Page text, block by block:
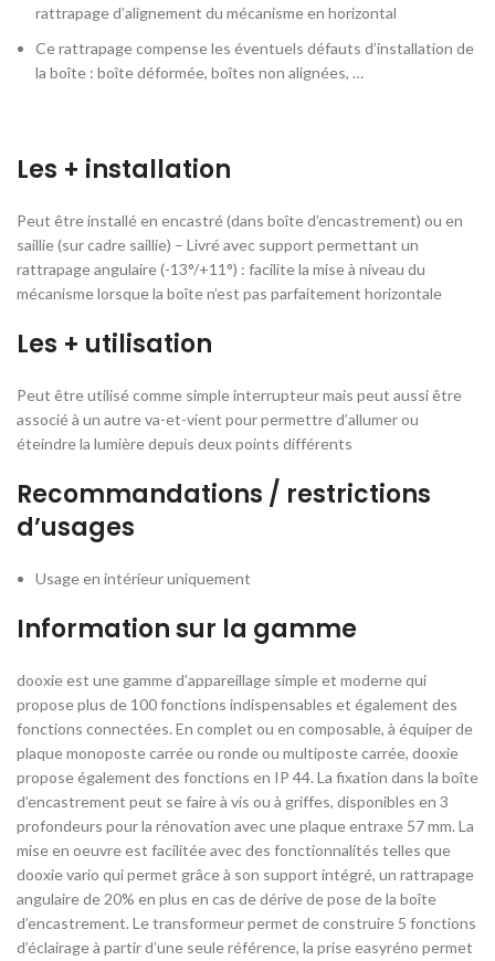
rattrapage d’alignement du mécanisme en horizontal
Ce rattrapage compense les éventuels défauts d’installation de
la boîte : boîte déformée, boîtes non alignées, …
Les + installation
Peut être installé en encastré (dans boîte d’encastrement) ou en
saillie (sur cadre saillie) – Livré avec support permettant un
rattrapage angulaire (-13°/+11°) : facilite la mise à niveau du
mécanisme lorsque la boîte n’est pas parfaitement horizontale
Les + utilisation
Peut être utilisé comme simple interrupteur mais peut aussi être
associé à un autre va-et-vient pour permettre d’allumer ou
éteindre la lumière depuis deux points différents
Recommandations / restrictions
d’usages
Usage en intérieur uniquement
Information sur la gamme
dooxie est une gamme d’appareillage simple et moderne qui
propose plus de 100 fonctions indispensables et également des
fonctions connectées. En complet ou en composable, à équiper de
plaque monoposte carrée ou ronde ou multiposte carrée, dooxie
propose également des fonctions en IP 44. La fixation dans la boîte
d’encastrement peut se faire à vis ou à griffes, disponibles en 3
profondeurs pour la rénovation avec une plaque entraxe 57 mm. La
mise en oeuvre est facilitée avec des fonctionnalités telles que
dooxie vario qui permet grâce à son support intégré, un rattrapage
angulaire de 20% en plus en cas de dérive de pose de la boîte
d’encastrement. Le transformeur permet de construire 5 fonctions
d’éclairage à partir d’une seule référence, la prise easyréno permet